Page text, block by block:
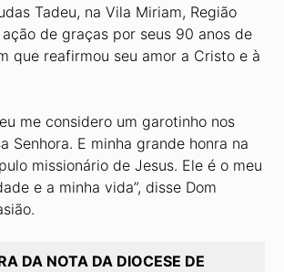
Tadeu, na Vila Miriam, Região
de graças por seus 90 anos de
que reafirmou seu amor a Cristo e à
me considero um garotinho nos
Senhora. E minha grande honra na
missionário de Jesus. Ele é o meu
e a minha vida”, disse Dom
DA NOTA DA DIOCESE DE